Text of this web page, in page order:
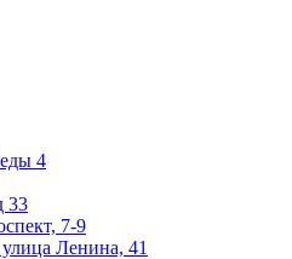
4
33
7-9
Ленина, 41